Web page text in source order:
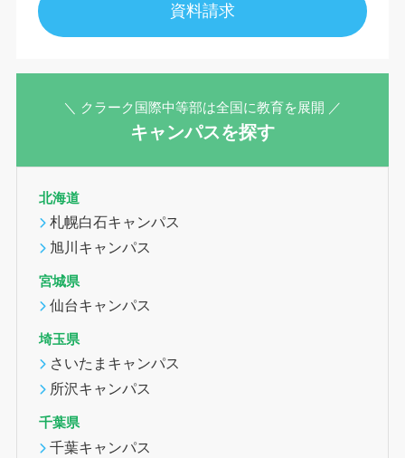
資料請求
＼ クラーク国際中等部は全国に教育を展開 ／
キャンパスを探す
北海道
札幌白石キャンパス
旭川キャンパス
宮城県
仙台キャンパス
埼玉県
さいたまキャンパス
所沢キャンパス
千葉県
千葉キャンパス